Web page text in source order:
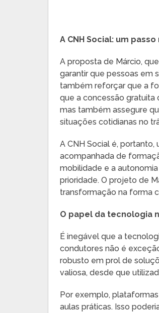
A CNH Social: um
A proposta de Márcio,
garantir que pessoas em
também reforçar que a
que a concessão
mas também assegure
situações cotidianas no
A CNH Social é,
acompanhada de
mobilidade e a
prioridade. O projeto de
transformação na forma
O papel da tecnologia
É inegável que a
condutores não é
robusto em prol de
valiosa, desde que
Por exemplo,
aulas práticas. Isso